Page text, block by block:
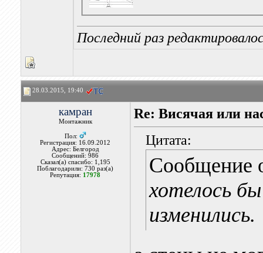
Последний раз
28.03.2015, 19:40
камран
Монтажник
Пол:
Регистрация: 16.09.2012
Адрес: Белгород
Сообщений: 986
Сказал(а) спасибо: 1,195
Поблагодарили: 730 раз(а)
Репутация: 17978
Re: Висячая или
Цитата:
Сообщение
хотелось
изменились.